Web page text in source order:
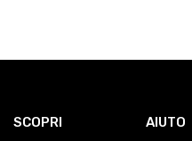
SCOPRI AIUTO